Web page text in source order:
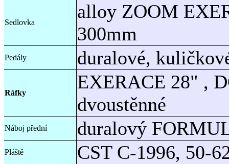
Sedlovka
alloy ZOOM
300mm
Pedály duralové,
Ráfky
EXERACE 28" ,
dvoustěnné
Náboj přední duralový
Pláště CST C-1996, 50-